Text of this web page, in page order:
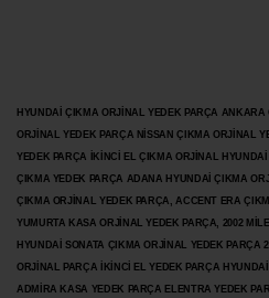
HYUNDAİ ÇIKMA ORJİNAL YEDEK PARÇA
ORJİNAL YEDEK PARÇA NİSSAN ÇIKMA ORJİNAL
YEDEK PARÇA İKİNCİ EL ÇIKMA ORJİNAL
ÇIKMA YEDEK PARÇA ADANA HYUNDAİ ÇIKMA
ÇIKMA ORJİNAL YEDEK PARÇA, ACCENT ERA
YUMURTA KASA ORJİNAL YEDEK PARÇA, 2002
HYUNDAİ SONATA ÇIKMA ORJİNAL YEDEK PARÇA
ORJİNAL PARÇA İKİNCİ EL YEDEK PARÇA
ADMİRA KASA YEDEK PARÇA ELENTRA YEDEK